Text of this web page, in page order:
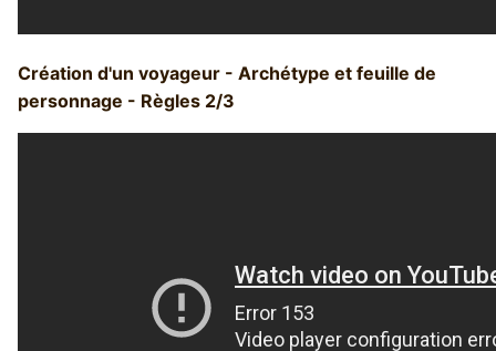
Création d'un voyageur - Archétype et feuille de
personnage - Règles 2/3